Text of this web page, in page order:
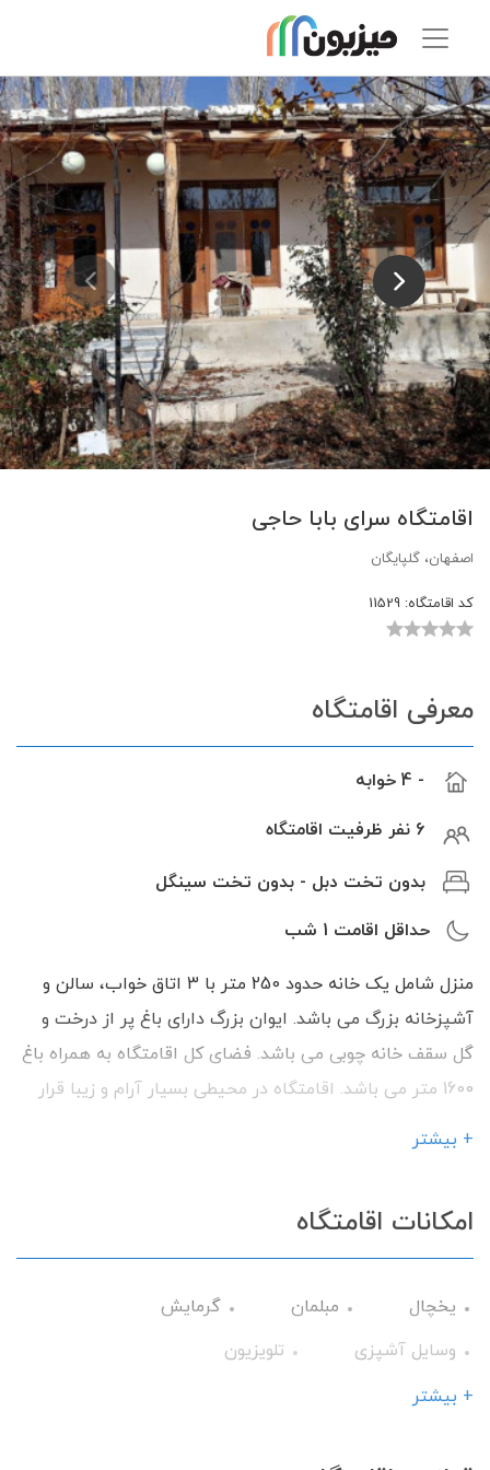
اقامتگاه سرای بابا حاجی
اصفهان، گلپایگان
کد اقامتگاه:
معرفی اقامتگاه
- 4 خوابه
6 نفر ظرفیت اقامتگاه
بدون تخت دبل - بدون تخت سینگل
حداقل اقامت 1 شب
منزل شامل یک خانه حدود 250 متر با 3 اتاق خواب، سالن و
آشپزخانه بزرگ می باشد. ایوان بزرگ دارای باغ پر از درخت و
گل سقف خانه چوبی می باشد. فضای کل اقامتگاه به همراه باغ
1600 متر می باشد. اقامتگاه در محیطی بسیار آرام و زیبا قرار
+ بیشتر
امکانات اقامتگاه
یخچال مبلمان
گرمایش
وسایل آشپزی
تلویزیون
سرویس فرنگی
+ بیشتر